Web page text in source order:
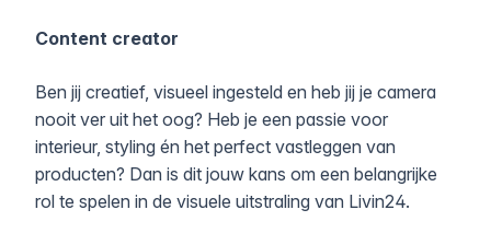
Content creator
Ben jij creatief, visueel ingesteld en heb jij je camera
nooit ver uit het oog? Heb je een passie voor
interieur, styling én het perfect vastleggen van
producten? Dan is dit jouw kans om een belangrijke
rol te spelen in de visuele uitstraling van Livin24.